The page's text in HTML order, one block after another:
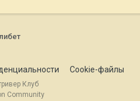
Cookie-файлы
Клуб
Community